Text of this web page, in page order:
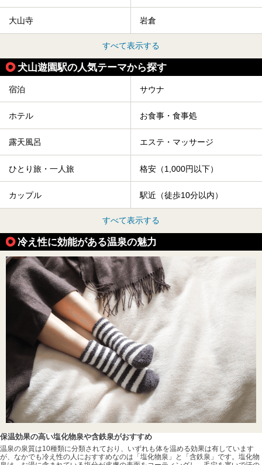
大山寺 岩倉
すべて表示する
犬山遊園駅の人気テーマから探す
宿泊 サウナ
ホテル お食事・食事処
露天風呂 エステ・マッサージ
ひとり旅・一人旅 格安（1,000円以下）
カップル 駅近（徒歩10分以内）
すべて表示する
冷え性に効能がある温泉の魅力
保温効果の高い塩化物泉や含鉄泉がおすすめ
温泉の泉質は10種類に分類されており、いずれも体を温める効果は有しています
が、なかでも冷え性の人におすすめなのは「塩化物泉」と「含鉄泉」です。塩化物